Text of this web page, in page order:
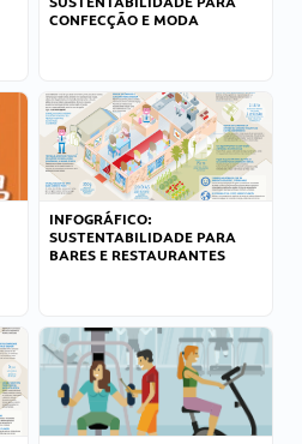
CONFECÇÃO E MODA
INFOGRÁFICO:
SUSTENTABILIDADE PARA
BARES E RESTAURANTES